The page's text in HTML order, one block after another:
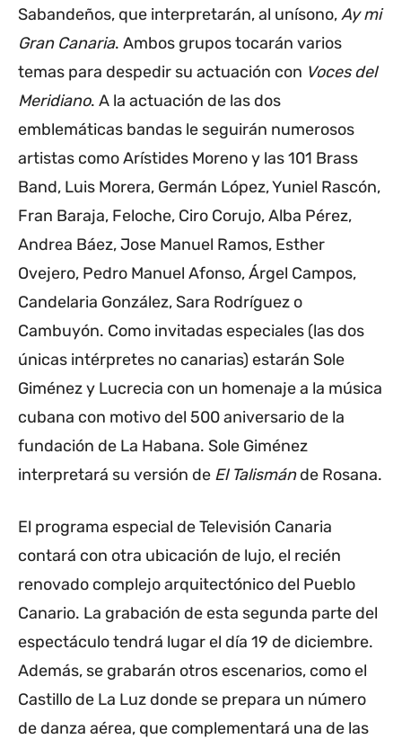
Sabandeños, que interpretarán, al unísono,Ay mi
Gran Canaria. Ambos grupos tocarán varios
temas para despedir su actuación con Voces del
Meridiano. A la actuación de las dos
emblemáticas bandas le seguirán numerosos
artistas como Arístides Moreno y las 101 Brass
Band, Luis Morera, Germán López, Yuniel Rascón,
Fran Baraja, Feloche, Ciro Corujo, Alba Pérez,
Andrea Báez, Jose Manuel Ramos, Esther
Ovejero, Pedro Manuel Afonso, Árgel Campos,
Candelaria González, Sara Rodríguez o
Cambuyón. Como invitadas especiales (las dos
únicas intérpretes no canarias) estarán Sole
Giménez y Lucrecia con un homenaje a la música
cubana con motivo del 500 aniversario de la
fundación de La Habana. Sole Giménez
interpretará su versión de El Talismánde Rosana.
El programa especial de Televisión Canaria
contará con otra ubicación de lujo, el recién
renovado complejo arquitectónico del Pueblo
Canario. La grabación de esta segunda parte del
espectáculo tendrá lugar el día 19 de diciembre.
Además, se grabarán otros escenarios, como el
Castillo de La Luz donde se prepara un número
de danza aérea, que complementará una de las